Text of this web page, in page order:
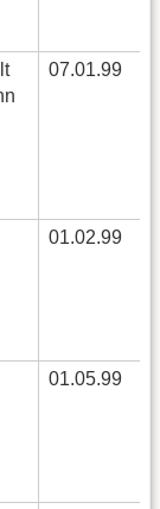
07.01.99
01.02.99
01.05.99